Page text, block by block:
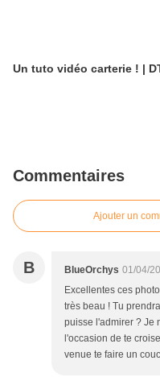
Un tuto vidéo carterie ! |
Commentaires
Ajouter un
B BlueOrchys 01/04/
Excellentes ces
très beau ! Tu
puisse l'admirer ? Je
l'occasion de te
venue te faire un